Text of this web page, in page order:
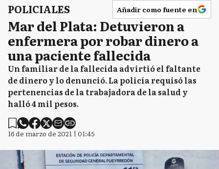
POLICIALES Añadir como fuente en
Mar del Plata: Detuvieron a
enfermera por robar dinero a
una paciente fallecida
Un familiar de la fallecida advirtió el faltante
de dinero y lo denunció. La policía requisó las
pertenencias de la trabajadora de la salud y
halló 4 mil pesos.
16 de marzo de 2021 | 01:45